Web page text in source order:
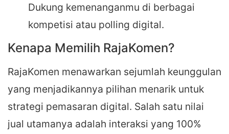
Dukung kemenanganmu di berbagai
kompetisi atau polling digital.
Kenapa Memilih RajaKomen?
RajaKomen menawarkan sejumlah keunggulan
yang menjadikannya pilihan menarik untuk
strategi pemasaran digital. Salah satu nilai
jual utamanya adalah interaksi yang 100%